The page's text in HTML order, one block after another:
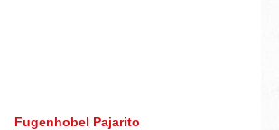
Fugenhobel Pajarito